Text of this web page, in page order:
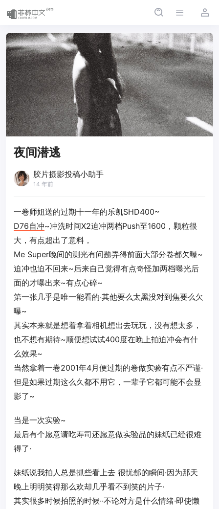
夜间潜逃
胶片摄影投稿小助手
14 年前
一卷师姐送的过期十一年的乐凯SHD400~
D76自冲~冲洗时间X2迫冲两档Push至1600，颗粒很
大，有点超出了意料，
Me Super晚间的测光有问题弄得前面大部分卷都欠曝~
迫冲也迫不回来~后来自己觉得有点奇怪加两档曝光后
面的才曝出来~有点心碎~
第一张几乎是唯一能看的·其他要么太黑没对到焦要么欠
曝~
其实本来就是想着拿着相机想出去玩玩，没有想太多，
也不想有期待~顺便想试试400度在晚上拍迫冲会有什
么效果~
当然拿着一卷2001年4月便过期的卷做实验有点不严谨·
但是如果过期这么久都不用它，一辈子它都可能不会显
影了~
当是一次实验~
最后有个愿意请吃寿司还愿意做实验品的妹纸已经很难
得了·
妹纸说我拍人总是抓些看上去 很忧郁的瞬间·因为那天
晚上明明笑得那么欢却几乎看不到笑的片子·
其实很多时候拍照的时候··不论对方是什么情绪·即使懒